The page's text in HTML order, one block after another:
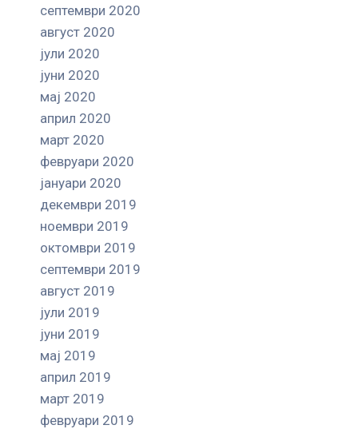
септември 2020
август 2020
јули 2020
јуни 2020
мај 2020
април 2020
март 2020
февруари 2020
јануари 2020
декември 2019
ноември 2019
октомври 2019
септември 2019
август 2019
јули 2019
јуни 2019
мај 2019
април 2019
март 2019
февруари 2019